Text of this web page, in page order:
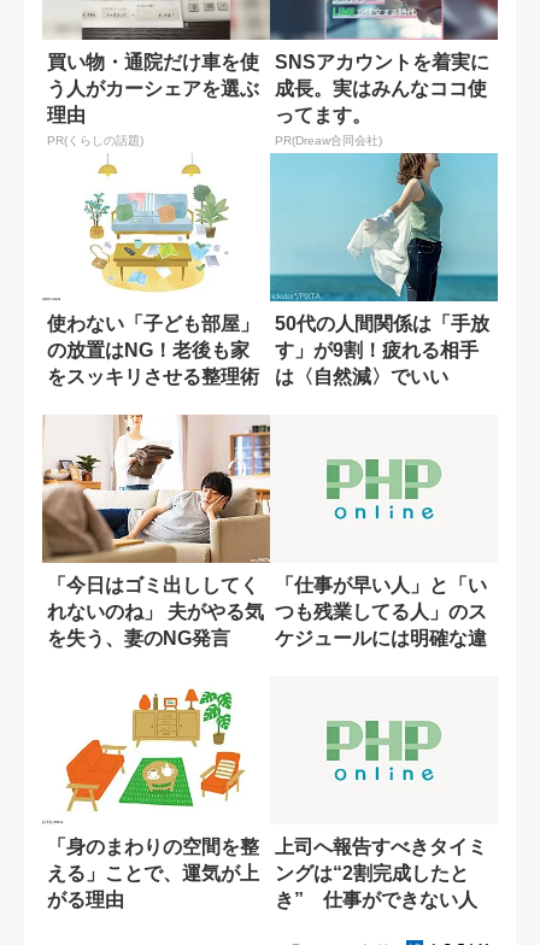
買い物・通院だけ車を使
う人がカーシェアを選ぶ
理由
PR(くらしの話題)
SNSアカウントを着実に
成長。実はみんなココ使
ってます。
PR(Dreaw合同会社)
使わない「子ども部屋」
の放置はNG！老後も家
をスッキリさせる整理術
50代の人間関係は「手放
す」が9割！疲れる相手
は〈自然減〉でいい
「今日はゴミ出ししてく
れないのね」 夫がやる気
を失う、妻のNG発言
「仕事が早い人」と「い
つも残業してる人」のス
ケジュールには明確な違
「身のまわりの空間を整
える」ことで、運気が上
がる理由
上司へ報告すべきタイミ
ングは“2割完成したと
き” 仕事ができない人